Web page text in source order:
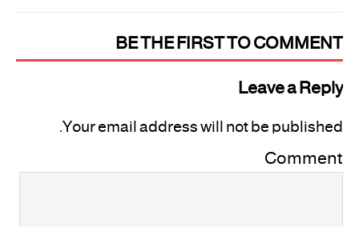
BE THE FIRST TO COMMENT
Leave a Reply
Your email address will not be published.
Comment